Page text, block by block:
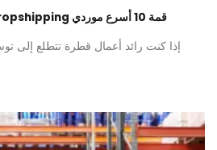
قمة 10 أسرع موردي Dropshipping للتسليم السريع في 2025